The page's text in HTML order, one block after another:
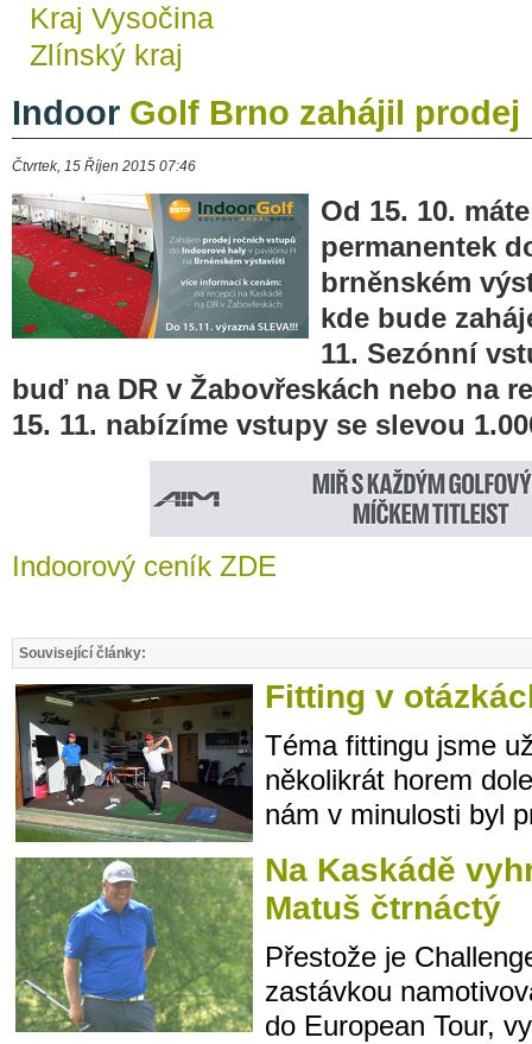
Kraj Vysočina
Zlínský kraj
Indoor Golf Brno zahájil prodej
Čtvrtek, 15 Říjen 2015 07:46
Od 15. 10.
permanentek
brněnském
kde bude
11. Sezónní
buď na DR v Žabovřeskách nebo na
15. 11. nabízíme vstupy se slevou
Indoorový ceník ZDE
Související články:
Fitting v
Téma fittingu jsme
několikrát horem
nám v minulosti byl
Na Kaskádě
Matuš čtrnáctý
Přestože je
zastávkou
do European Tour,